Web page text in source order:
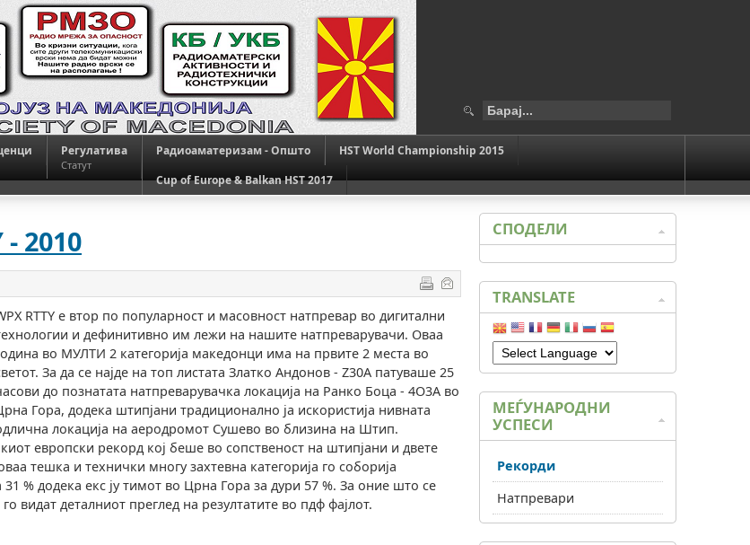
Регулатива
Статут
Радиоаматеризам - Општо
HST World Championship 2015
Cup of Europe & Balkan HST 2017
- 2010
RTTY е втор по популарност и масовност натпревар во дигитални
и дефинитивно им лежи на нашите натпреварувачи. Оваа
во МУЛТИ 2 категорија македонци има на првите 2 места во
За да се најде на топ листата Златко Андонов - Z30A патуваше 25
до познатата натпреварувачка локација на Ранко Боца - 4O3A во
Гора, додека штипјани традиционално ја искористија нивната
локација на аеродромот Сушево во близина на Штип.
европски рекорд кој беше во сопственост на штипјани и двете
тешка и технички многу захтевна категорија го соборија
31 % додека екс ју тимот во Црна Гора за дури 57 %. За оние што се
видат деталниот преглед на резултатите во пдф фајлот.
СПОДЕЛИ
TRANSLATE
МЕЃУНАРОДНИ
УСПЕСИ
Рекорди
Натпревари